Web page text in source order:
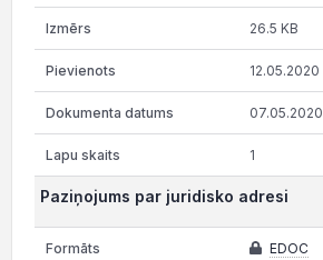
26.5 KB
12.05.2020
07.05.2020
1
Paziņojums par juridisko adresi
EDOC